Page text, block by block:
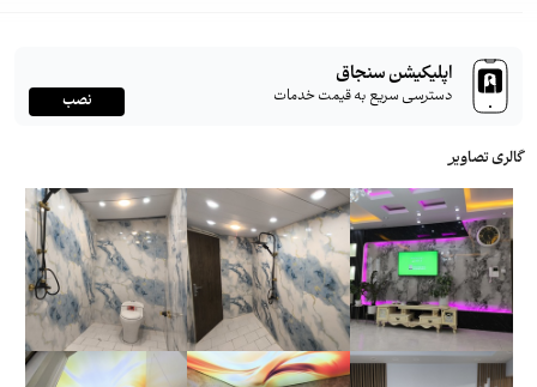
اپلیکیشن سنجاق
دسترسی سریع به قیمت خدمات نصب
گالری تصاویر